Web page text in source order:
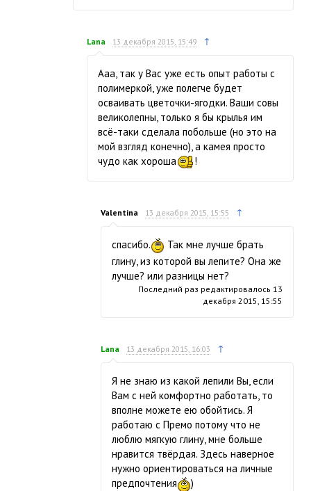
Lana 13 декабря 2015, 15:49 ↑
Ааа, так у Вас уже есть опыт работы с
полимеркой, уже полегче будет
осваивать цветочки-ягодки. Ваши совы
великолепны, только я бы крылья им
всё-таки сделала побольше (но это на
мой взгляд конечно), а камея просто
чудо как хороша
!
Valentina 13 декабря 2015, 15:55 ↑
спасибо.
Так мне лучше брать
глину, из которой вы лепите? Она же
лучше? или разницы нет?
Последний раз редактировалось 13
декабря 2015, 15:55
Lana 13 декабря 2015, 16:03 ↑
Я не знаю из какой лепили Вы, если
Вам с ней комфортно работать, то
вполне можете ею обойтись. Я
работаю с Премо потому что не
люблю мягкую глину, мне больше
нравится твёрдая. Здесь наверное
нужно ориентироваться на личные
предпочтения
)